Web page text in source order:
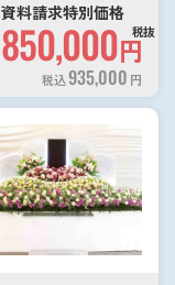
資料請求特別価格
850,000円
税抜
税込935,000 円